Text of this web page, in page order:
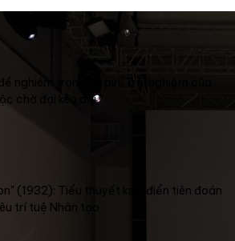
nghiêm trọng về pin: Trải nghiệm của
chờ đợi kéo dài
(1932): Tiểu thuyết kinh điển tiên đoán
trí tuệ Nhân tạo